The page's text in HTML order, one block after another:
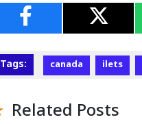
Tags: canada ilets
Related Posts